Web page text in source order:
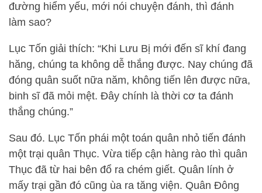
đường hiểm yếu, mới nói chuyện đánh, thì đánh
làm sao?
Lục Tốn giải thích: “Khi Lưu Bị mới đến sĩ khí đang
hăng, chúng ta không dễ thắng được. Nay chúng đã
đóng quân suốt nữa năm, không tiến lên được nữa,
binh sĩ đã mỏi mệt. Đây chính là thời cơ ta đánh
thắng chúng.”
Sau đó. Lục Tốn phái một toán quân nhỏ tiến đánh
một trại quân Thục. Vừa tiếp cận hàng rào thì quân
Thục đã từ hai bên đổ ra chém giết. Quân lính ở
mấy trại gần đó cũng ùa ra tăng viện. Quân Đông